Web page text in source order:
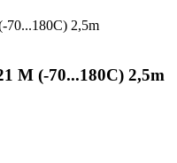
M (-70...180C) 2,5m